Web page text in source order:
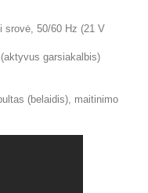
srovė, 50/60 Hz (21 V
garsiakalbis)
(belaidis), maitinimo